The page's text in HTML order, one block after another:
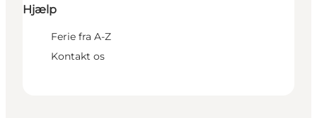
Hjælp
Ferie fra A-Z
Kontakt os